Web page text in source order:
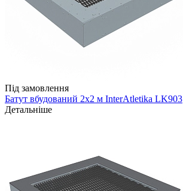
Під замовлення
Батут вбудований 2х2 м InterAtletika LK903
Детальніше